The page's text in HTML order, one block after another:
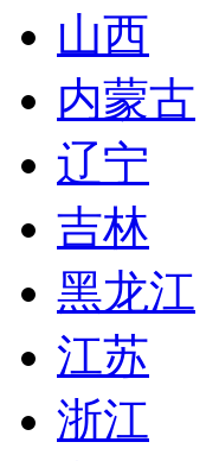
山西
内蒙古
辽宁
吉林
黑龙江
江苏
浙江